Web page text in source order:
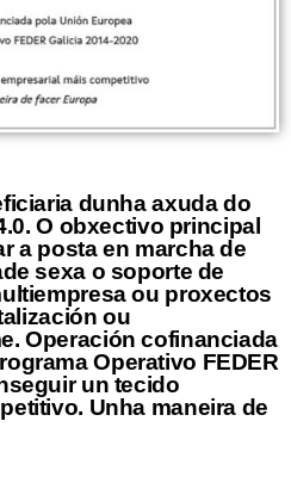
dunha axuda do
O obxectivo principal
a posta en marcha de
sexa o soporte de
ou proxectos
ou
Operación cofinanciada
Operativo FEDER
un tecido
Unha maneira de